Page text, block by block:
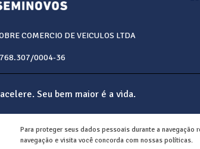
COMERCIO DE VEICULOS LTDA
0004-36
Seu bem maior é a vida.
Para proteger seus dados pessoais durante a navegação
navegação e visita você concorda com nossas políticas.